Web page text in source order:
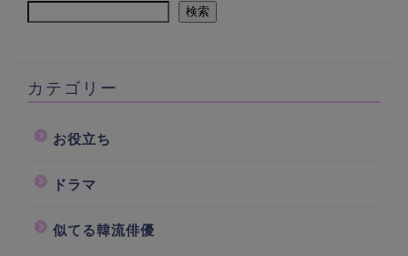
検索
カテゴリー
お役立ち
ドラマ
似てる韓流俳優